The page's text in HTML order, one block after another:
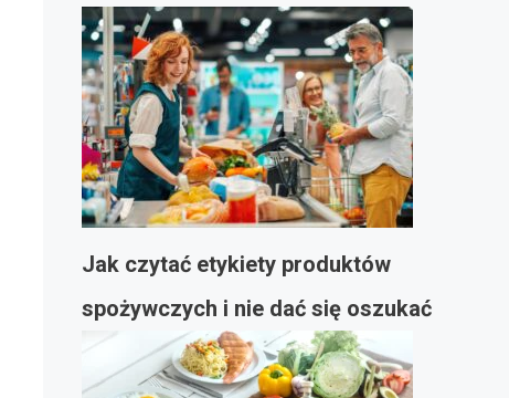
Jak czytać etykiety produktów
spożywczych i nie dać się oszukać